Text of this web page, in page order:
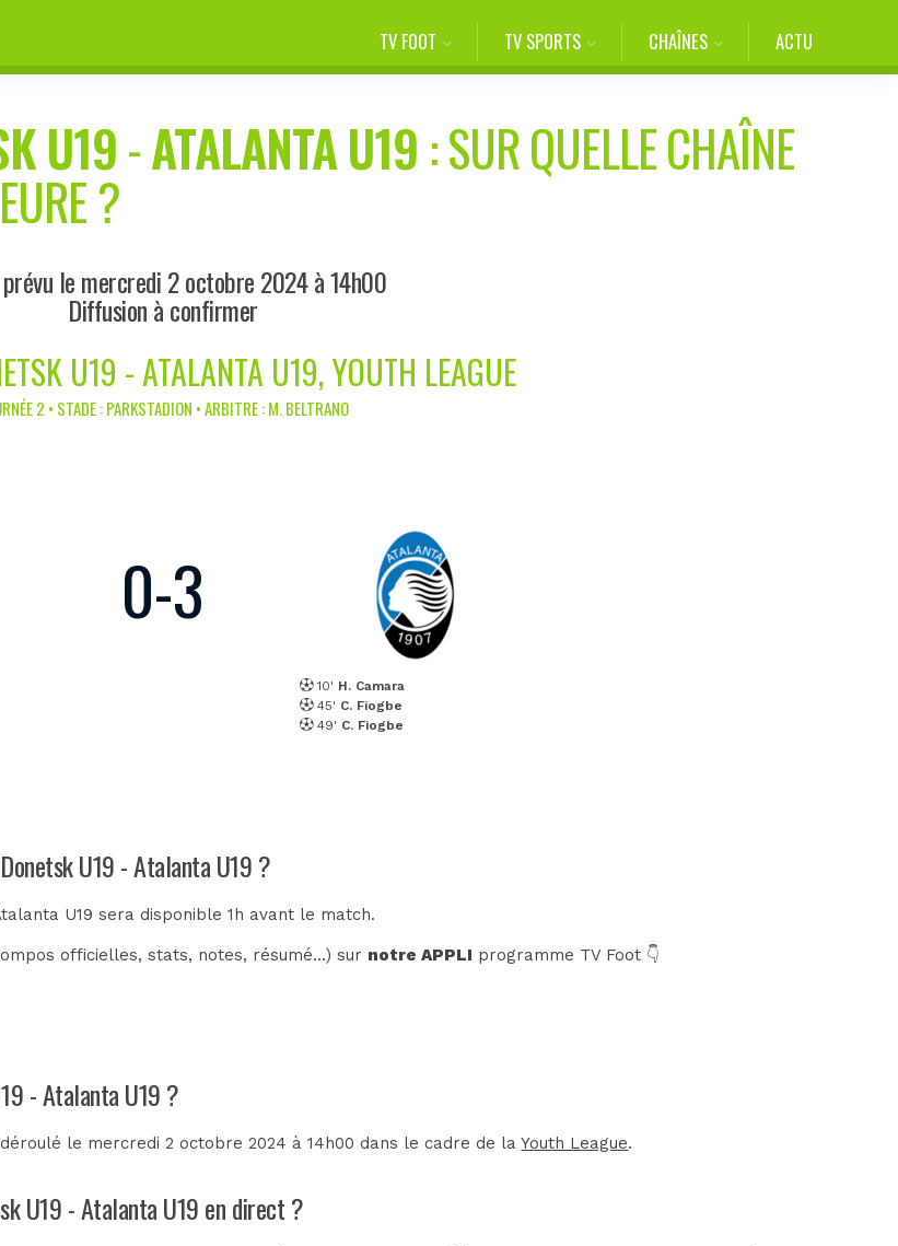
TV FOOT TV SPORTS CHAÎNES ACTU
U19-ATALANTA U19 : SUR QUELLE CHAÎNE
?
le mercredi 2 octobre 2024 à 14h00
Diffusion à confirmer
U19 - ATALANTA U19, YOUTH LEAGUE
2 • STADE : PARKSTADION • ARBITRE : M. BELTRANO
0-3
10' H. Camara
45' C. Fiogbe
49' C. Fiogbe
U19 - Atalanta U19 ?
U19 sera disponible 1h avant le match.
officielles, stats, notes, résumé...) sur notre APPLI programme TV Foot 👇
- Atalanta U19 ?
le mercredi 2 octobre 2024 à 14h00 dans le cadre de laYouth League.
U19 - Atalanta U19 en direct ?